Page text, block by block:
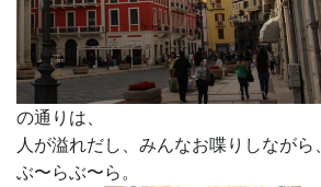
の通りは、
人が溢れだし、みんなお喋りしながら、
ぶ〜らぶ〜ら。